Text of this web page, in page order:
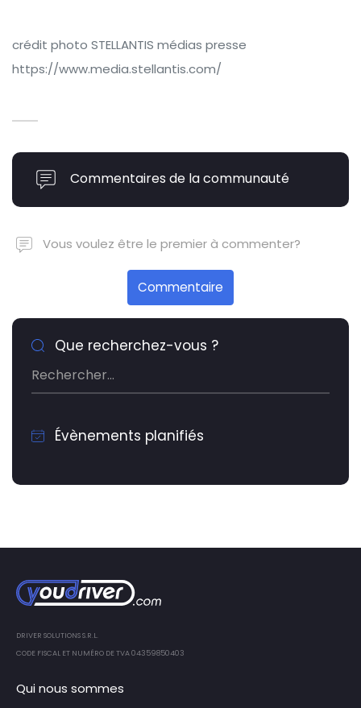
crédit photo STELLANTIS médias presse
https://www.media.stellantis.com/
Commentaires de la communauté
Vous voulez être le premier à commenter?
Commentaire
Que recherchez-vous ?
Évènements planifiés
DRIVER SOLUTIONS S.R.L.
CODE FISCAL ET NUMÉRO DE TVA 04359850403
Qui nous sommes